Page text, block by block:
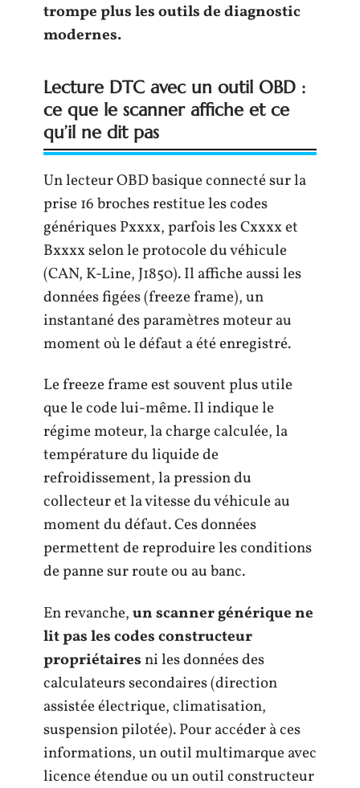
trompe plus les outils de diagnostic
modernes.
Lecture DTC avec un outil OBD :
ce que le scanner affiche et ce
qu’il ne dit pas
Un lecteur OBD basique connecté sur la
prise 16 broches restitue les codes
génériques Pxxxx, parfois les Cxxxx et
Bxxxx selon le protocole du véhicule
(CAN, K-Line, J1850). Il affiche aussi les
données figées (freeze frame), un
instantané des paramètres moteur au
moment où le défaut a été enregistré.
Le freeze frame est souvent plus utile
que le code lui-même. Il indique le
régime moteur, la charge calculée, la
température du liquide de
refroidissement, la pression du
collecteur et la vitesse du véhicule au
moment du défaut. Ces données
permettent de reproduire les conditions
de panne sur route ou au banc.
En revanche,un scanner générique ne
lit pas les codes constructeur
propriétairesni les données des
calculateurs secondaires (direction
assistée électrique, climatisation,
suspension pilotée). Pour accéder à ces
informations, un outil multimarque avec
licence étendue ou un outil constructeur